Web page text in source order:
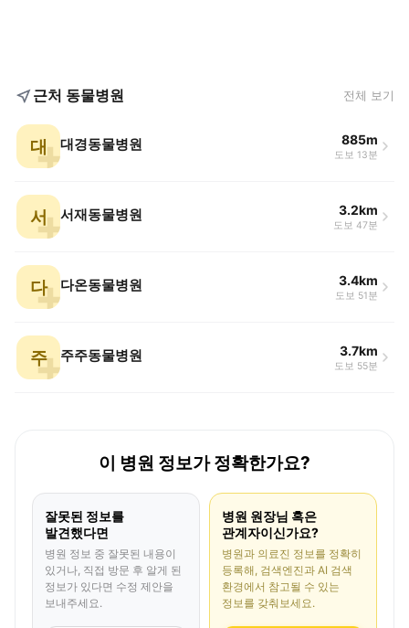
근처 동물병원 전체 보기
대 대경동물병원 885m
도보 13분
서 서재동물병원 3.2km
도보 47분
다 다온동물병원 3.4km
도보 51분
주 주주동물병원 3.7km
도보 55분
이 병원 정보가 정확한가요?
잘못된 정보를
발견했다면
병원 정보 중 잘못된 내용이
있거나, 직접 방문 후 알게 된
정보가 있다면 수정 제안을
보내주세요.
병원 원장님 혹은
관계자이신가요?
병원과 의료진 정보를 정확히
등록해, 검색엔진과 AI 검색
환경에서 참고될 수 있는
정보를 갖춰보세요.